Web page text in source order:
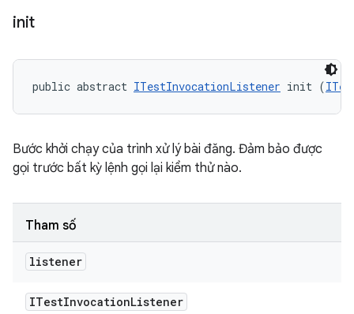
init
public abstract ITestInvocationListener init (
Bước khởi chạy của trình xử lý bài đăng. Đảm bảo được
gọi trước bất kỳ lệnh gọi lại kiểm thử nào.
Tham số
listener
ITestInvocationListener